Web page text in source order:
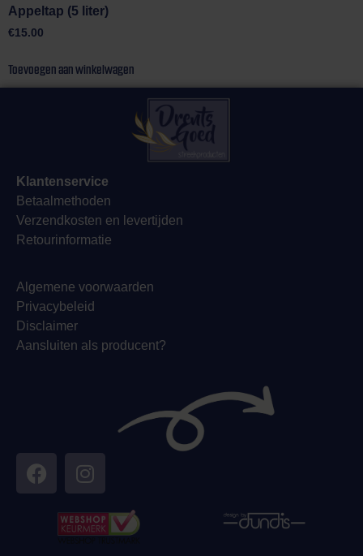
Appeltap (5 liter)
€15.00
Toevoegen aan winkelwagen
Klantenservice
Betaalmethoden
Verzendkosten en levertijden
Retourinformatie
Algemene voorwaarden
Privacybeleid
Disclaimer
Aansluiten als producent?